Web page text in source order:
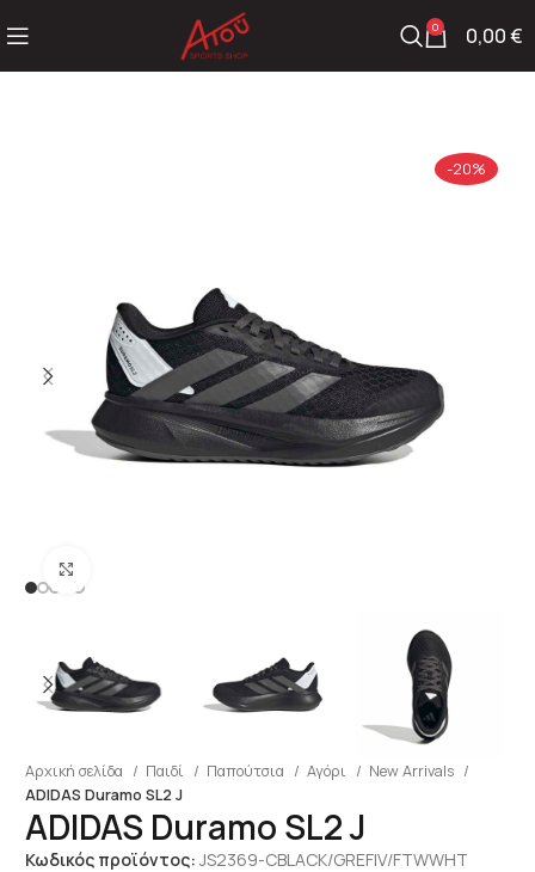
0 0,00€
-20%
Αρχική σελίδα Παιδί Παπούτσια Αγόρι
New Arrivals
ADIDAS Duramo SL2 J
ADIDAS Duramo SL2 J
Κωδικός προϊόντος:JS2369-CBLACK/GREFIV/FTWWHT